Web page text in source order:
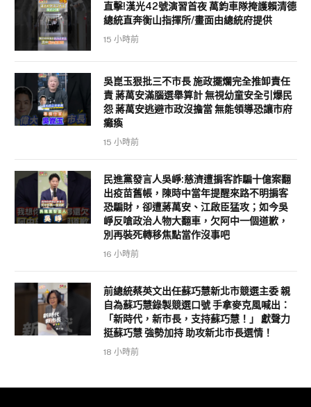
直擊!漢光42號演習首夜 萬鈞車隊掩護賴清德
總統直奔衡山指揮所/畫面由總統府提供
15 小時前
吳崑玉狠批三不市長 施政擺爛完全推卸責任
責 蔣萬安滿腦選舉算計 無視幼童安全引爆民
怨 蔣萬安逃避市政沒擔當 無能領導恐讓市府
癱瘓
15 小時前
民進黨發言人吳崢:慈濟遭掮客詐騙十億案翻
出疫苗舊帳，陳時中當年提醒來路不明掮客
恐騙財，卻遭蔣萬安、江啟臣猛攻；如今吳
崢反嗆政治人物大翻車，欠阿中一個道歉，
別再裝死轉移焦點當作沒事吧
16 小時前
前總統蔡英文出任蘇巧慧新北市競選主委 親
自為蘇巧慧錄製競選口號 手拿麥克風喊出：
「新時代，新市長，支持蘇巧慧！」 獻聲力
挺蘇巧慧 強勢加持 助攻新北市長選情！
18 小時前